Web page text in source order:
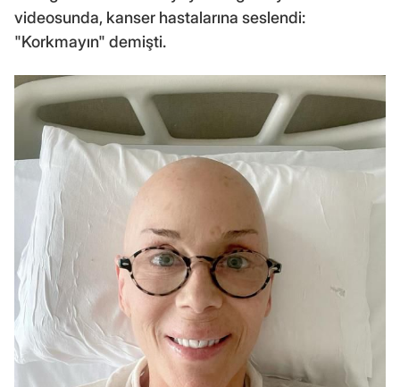
videosunda, kanser hastalarına seslendi:
"Korkmayın" demişti.